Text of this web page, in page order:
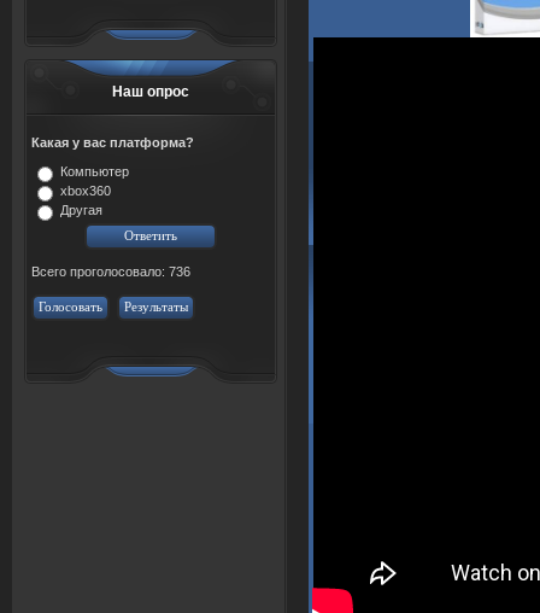
Наш опрос
Какая у вас платформа?
Компьютер
xbox360
Другая
Всего проголосовало: 736
Голосовать Результаты